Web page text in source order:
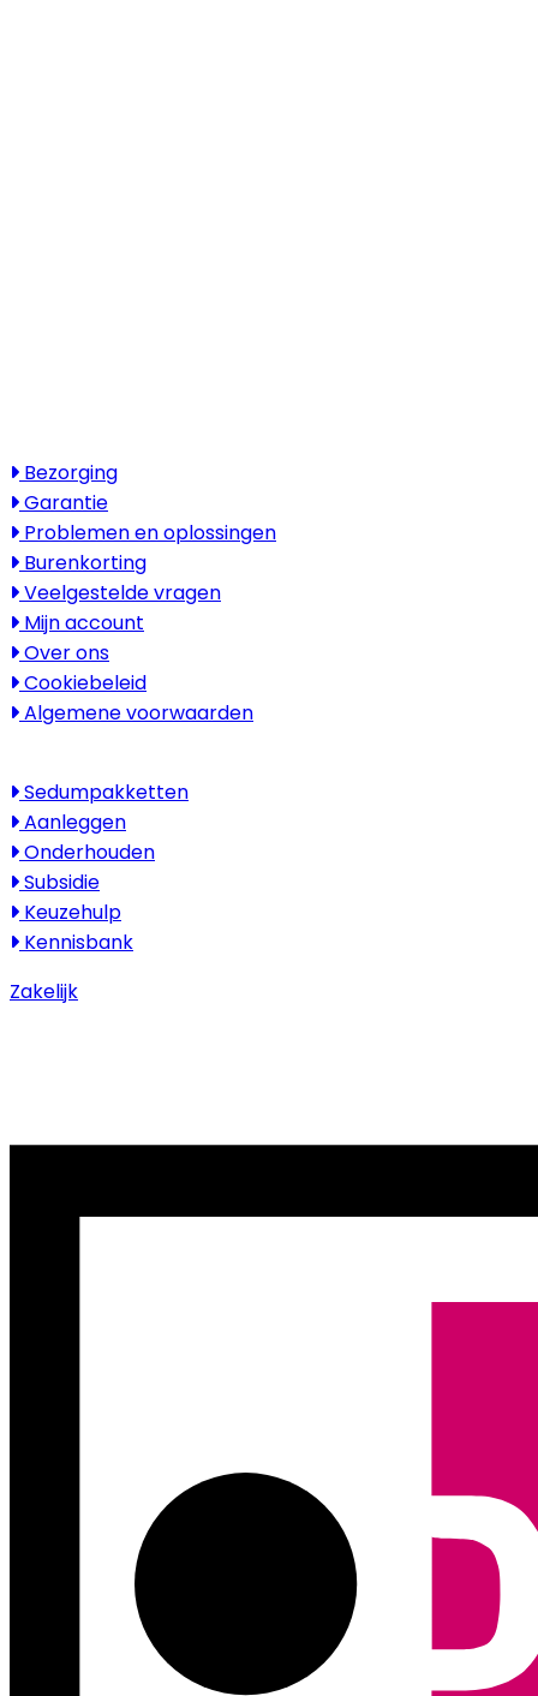
Bezorging
Garantie
Problemen en oplossingen
Burenkorting
Veelgestelde vragen
Mijn account
Over ons
Cookiebeleid
Algemene voorwaarden
Sedumpakketten
Aanleggen
Onderhouden
Subsidie
Keuzehulp
Kennisbank
Zakelijk